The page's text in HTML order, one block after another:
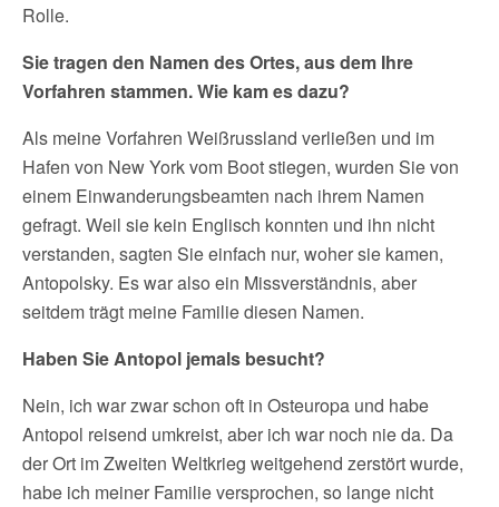
Rolle.
Sie tragen den Namen des Ortes, aus dem Ihre
Vorfahren stammen. Wie kam es dazu?
Als meine Vorfahren Weißrussland verließen und im
Hafen von New York vom Boot stiegen, wurden Sie von
einem Einwanderungsbeamten nach ihrem Namen
gefragt. Weil sie kein Englisch konnten und ihn nicht
verstanden, sagten Sie einfach nur, woher sie kamen,
Antopolsky. Es war also ein Missverständnis, aber
seitdem trägt meine Familie diesen Namen.
Haben Sie Antopol jemals besucht?
Nein, ich war zwar schon oft in Osteuropa und habe
Antopol reisend umkreist, aber ich war noch nie da. Da
der Ort im Zweiten Weltkrieg weitgehend zerstört wurde,
habe ich meiner Familie versprochen, so lange nicht